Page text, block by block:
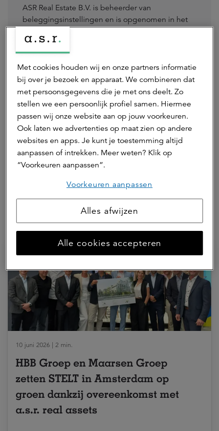
ASR Real Estate B.V. is beheerder van
beleggingsinstellingen en is opgenomen in het
Ga naar beleggingen
Auteur(s)
Rianne Heuker
marketing & communicatie adviseur
Rianne is marketing & communicatie adviseur bij a.s.r.
real assets.
Neem contact op
Hierna lezen
10 juni 2026 | 2 min.
HBB Groep en Maarsen Groep
zetten STELT in Amsterdam op
groen dankzij overeenkomst met
a.s.r. real assets
Met cookies houden wij en onze partners informatie
bij over je bezoek en apparaat. We combineren dat
met persoonsgegevens die je met ons deelt. Zo
stellen we een persoonlijk profiel samen. Hiermee
passen wij onze website aan op jouw voorkeuren.
Ook laten we advertenties op maat zien op andere
websites en apps. Je kunt je toestemming altijd
aanpassen of intrekken. Meer weten? Klik op
“Voorkeuren aanpassen”.
Voorkeuren aanpassen
Alles afwijzen
Alle cookies accepteren